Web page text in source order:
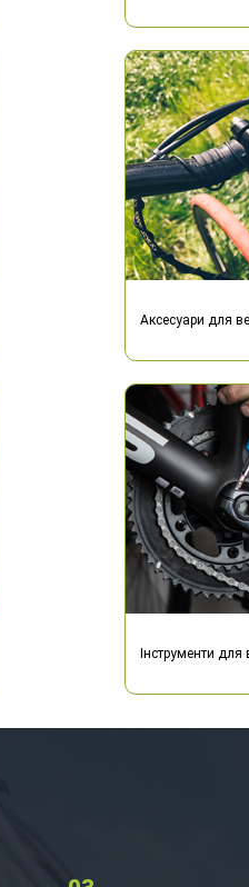
Аксесуари для
Інструменти для